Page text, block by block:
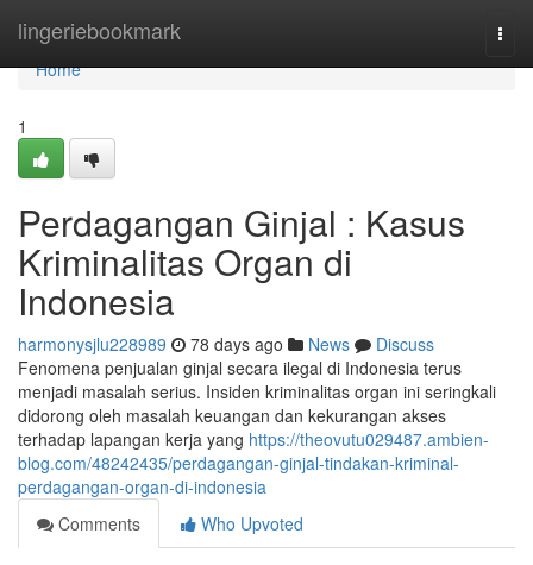
lingeriebookmark
Home
Home
1
Perdagangan Ginjal : Kasus
Kriminalitas Organ di
Indonesia
harmonysjlu228989 78 days ago News
Discuss
Fenomena penjualan ginjal secara ilegal di Indonesia terus
menjadi masalah serius. Insiden kriminalitas organ ini seringkali
didorong oleh masalah keuangan dan kekurangan akses
terhadap lapangan kerja yang https://theovutu029487.ambien-
blog.com/48242435/perdagangan-ginjal-tindakan-kriminal-
perdagangan-organ-di-indonesia
Comments
Who Upvoted